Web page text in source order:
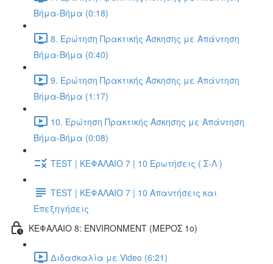
Βήμα-Βήμα (0:18)
8. Ερώτηση Πρακτικής Άσκησης με Απάντηση
Βήμα-Βήμα (0:40)
9. Ερώτηση Πρακτικής Άσκησης με Απάντηση
Βήμα-Βήμα (1:17)
10. Ερώτηση Πρακτικής Άσκησης με Απάντηση
Βήμα-Βήμα (0:08)
TEST | ΚΕΦΑΛΑΙΟ 7 | 10 Ερωτήσεις ( Σ-Λ )
TEST | ΚΕΦΑΛΑΙΟ 7 | 10 Απαντήσεις και
Επεξηγήσεις
ΚΕΦΑΛΑΙΟ 8: ENVIRONMENT (ΜΕΡΟΣ 1o)
Διδασκαλία με Video (6:21)